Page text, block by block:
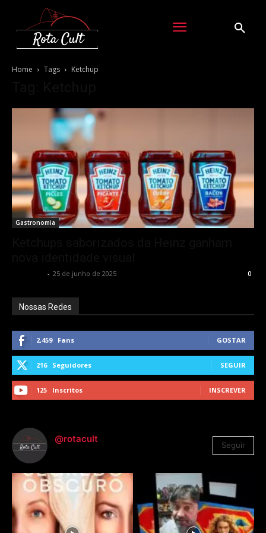
Home Tags Ketchup
Gastronomia
- 25 de junho de 2025 0
Nossas Redes
2,459 Fans GOSTAR
216 Seguidores SEGUIR
125 Inscritos INSCREVER
@rotacult
Seguir